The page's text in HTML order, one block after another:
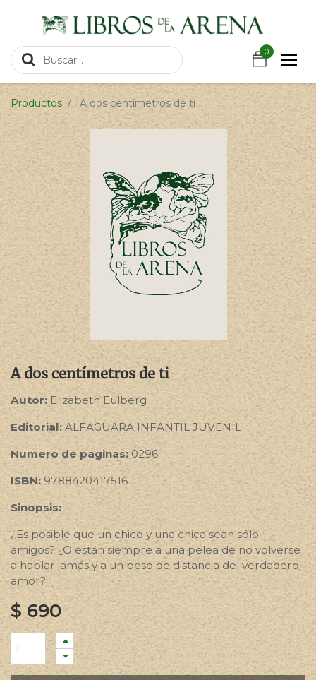
0
0
Productos A dos centímetros de ti
A dos centímetros de ti
Autor: Elizabeth Eulberg
Editorial:ALFAGUARA INFANTIL JUVENIL
Numero de paginas: 0296
ISBN: 9788420417516
Sinopsis:
¿Es posible que un chico y una chica sean sólo
amigos? ¿O están siempre a una pelea de no volverse
a hablar jamás y a un beso de distancia del verdadero
amor?
$690